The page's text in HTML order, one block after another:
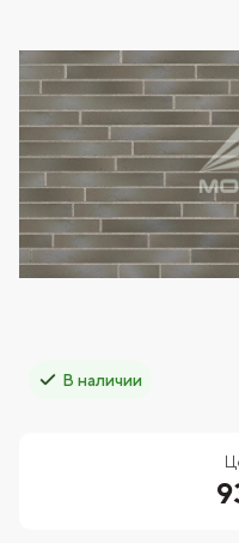
В наличии